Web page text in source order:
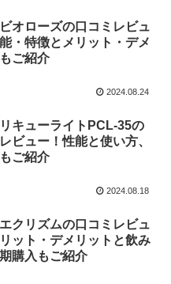
オローズの口コミレビュ
・特徴とメリット・デメ
ご紹介
2024.08.24
キューライトPCL-35の
ビュー！性能と使い方、
ご紹介
2024.08.18
クリズムの口コミレビュ
ット・デメリットと飲み
購入もご紹介